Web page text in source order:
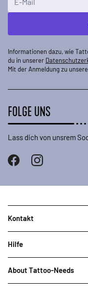
Informationen dazu, wie
du in unserer
Mit der Anmeldung zu
FOLGE UNS
Lass dich von unsrem
Kontakt
Hilfe
About Tattoo-Needs